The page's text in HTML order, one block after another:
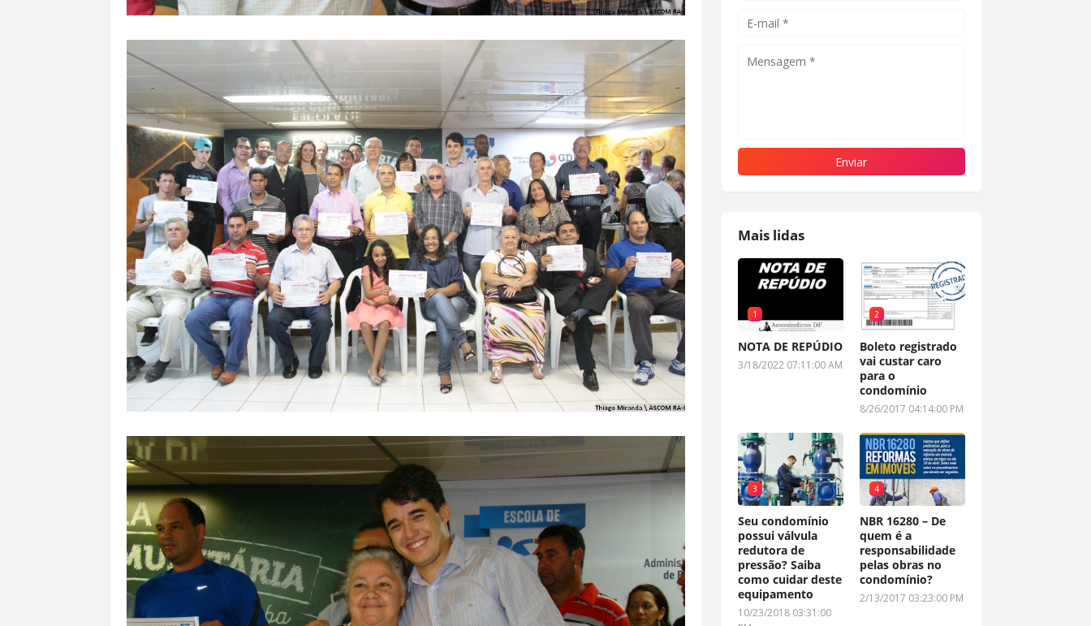
Mais lidas
1
NOTA DE REPÚDIO
3/18/2022 07:11:00 AM
2
Boleto registrado
vai custar caro
para o
condomínio
8/26/2017 04:14:00 PM
3
Seu condomínio
possui válvula
redutora de
pressão? Saiba
como cuidar deste
equipamento
10/23/2018 03:31:00
4
NBR 16280 – De
quem é a
responsabilidade
pelas obras no
condomínio?
2/13/2017 03:23:00 PM